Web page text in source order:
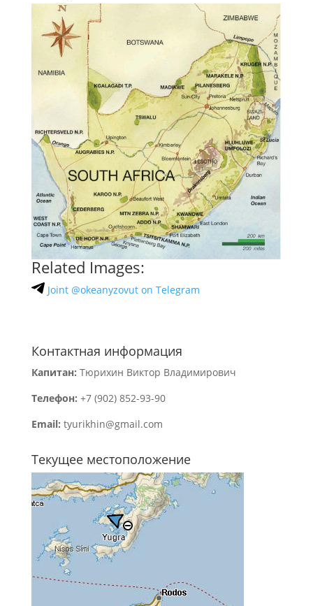
Related Images:
Joint @okeanyzovut on Telegram
Контактная информация
Капитан: Тюрихин Виктор Владимирович
Телефон: +7 (902) 852-93-90
Email: tyurikhin@gmail.com
Текущее местоположение